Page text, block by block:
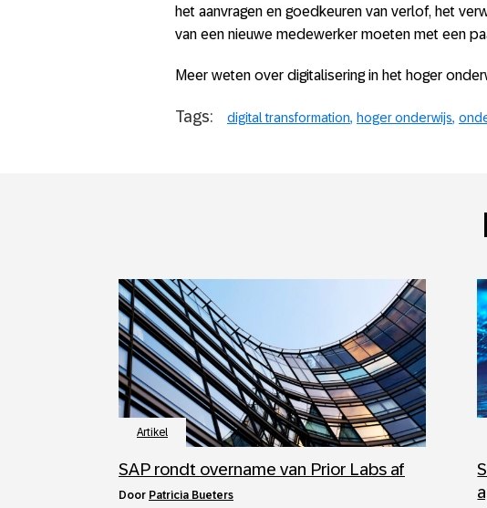
het aanvragen en goedkeuren van verlof, het
van een nieuwe medewerker moeten met een
Meer weten over digitalisering in het hoger
Tags: digital transformation hoger onderwijs
Artikel
SAP rondt overname van Prior Labs af
door Patricia Bueters